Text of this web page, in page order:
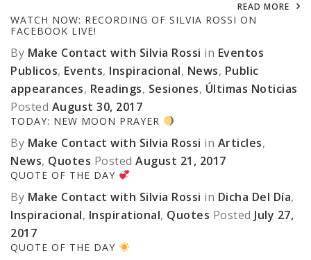
READ MORE
WATCH NOW: RECORDING OF SILVIA ROSSI ON
FACEBOOK LIVE!
By Make Contact with Silvia Rossi in Eventos
Publicos, Events, Inspiracional, News, Public
appearances, Readings, Sesiones, Últimas Noticias
Posted August 30, 2017
TODAY: NEW MOON PRAYER
By Make Contact with Silvia Rossi in Articles,
News, Quotes Posted August 21, 2017
QUOTE OF THE DAY
By Make Contact with Silvia Rossi in Dicha Del Día,
Inspiracional, Inspirational, Quotes Posted July 27,
2017
QUOTE OF THE DAY